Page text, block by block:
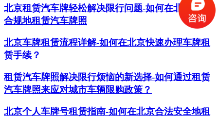
北京租赁汽车牌轻松解决限行问题-如何在北京合法
合规地租赁汽车牌照
北京车牌租赁流程详解-如何在北京快速办理车牌租
赁手续？
租赁汽车牌照解决限行烦恼的新选择-如何通过租赁
汽车牌照来应对城市车辆限购政策？
北京个人车牌号租赁指南-如何在北京合法安全地租